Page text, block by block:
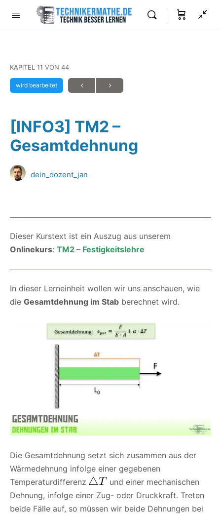
KAPITEL 11 VON 44
wird bearbeitet
[INFO3] TM2 –
Gesamtdehnung
dein_dozent_jan
Dieser Kurstext ist ein Auszug aus unserem
Onlinekurs: TM2 – Festigkeitslehre
In dieser Lerneinheit wollen wir uns anschauen, wie
die Gesamtdehnung im Stab berechnet wird.
Die Gesamtdehnung setzt sich zusammen aus der
Wärmedehnung infolge einer gegebenen
Temperaturdifferenz
und einer mechanischen
Dehnung, infolge einer Zug- oder Druckkraft. Treten
beide Fälle auf, so müssen wir beide Dehnungen bei